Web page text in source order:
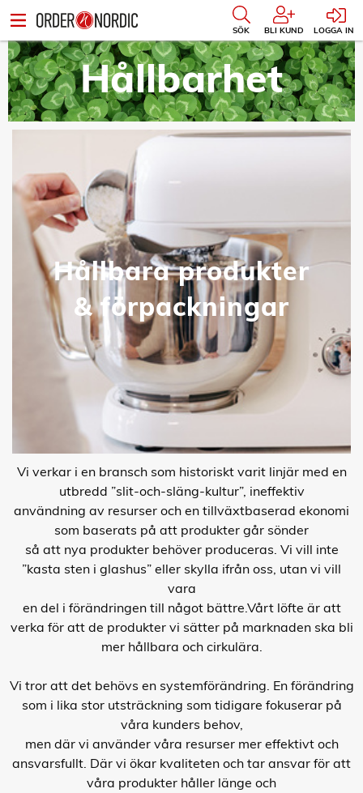
SÖK BLI KUND LOGGA IN
Hållbarhet
Hållbara produkter
& förpackningar
Vi verkar i en bransch som historiskt varit linjär med en
utbredd ”slit-och-släng-kultur”, ineffektiv
användning av resurser och en tillväxtbaserad ekonomi
som baserats på att produkter går sönder
så att nya produkter behöver produceras. Vi vill inte
”kasta sten i glashus” eller skylla ifrån oss, utan vi vill
vara
en del i förändringen till något bättre.Vårt löfte är att
verka för att de produkter vi sätter på marknaden ska bli
mer hållbara och cirkulära.
Vi tror att det behövs en systemförändring. En förändring
som i lika stor utsträckning som tidigare fokuserar på
våra kunders behov,
men där vi använder våra resurser mer effektivt och
ansvarsfullt. Där vi ökar kvaliteten och tar ansvar för att
våra produkter håller länge och